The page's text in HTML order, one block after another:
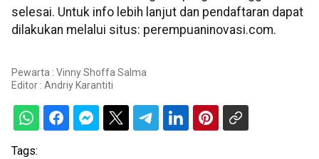
selesai. Untuk info lebih lanjut dan pendaftaran dapat
dilakukan melalui situs: perempuaninovasi.com.
Pewarta : Vinny Shoffa Salma
Editor : Andriy Karantiti
Tags: